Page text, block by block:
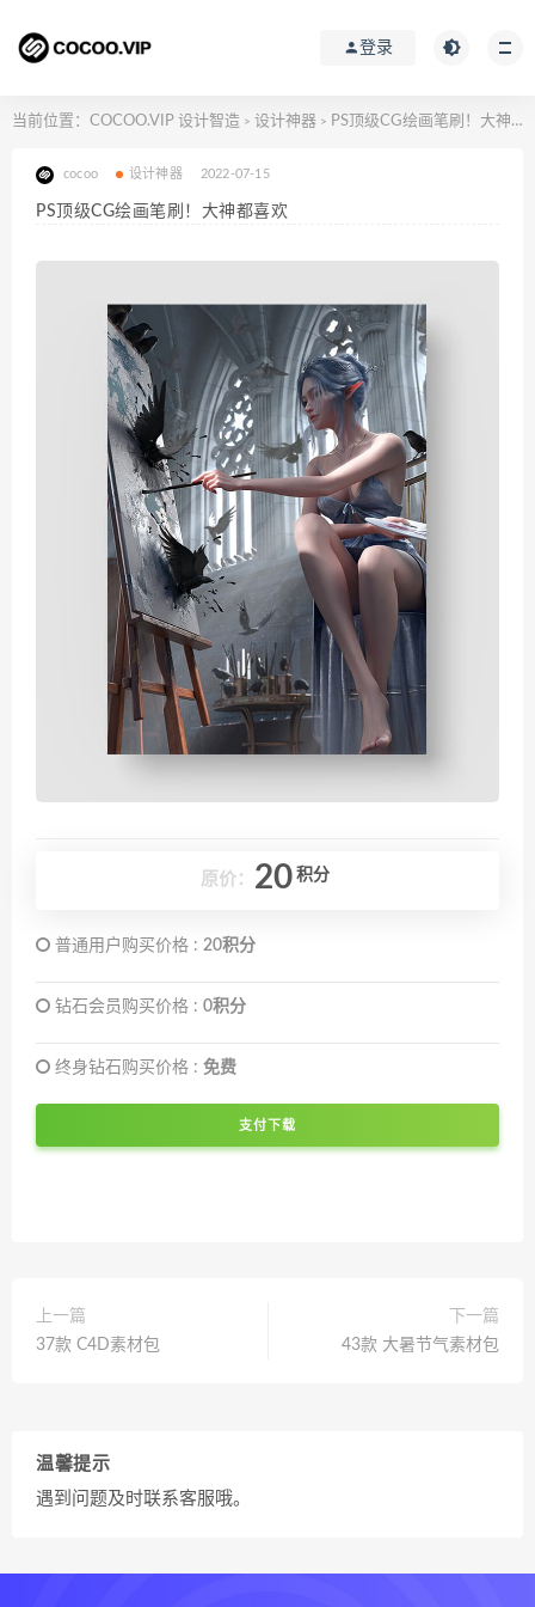
登录
当前位置： COCOO.VIP 设计智造 > 设计神器 > PS顶级CG绘画笔刷！大神都喜欢
cocoo 设计神器 2022-07-15
PS顶级CG绘画笔刷！大神都喜欢
原价： 20 积分
普通用户购买价格 : 20积分
钻石会员购买价格 : 0积分
终身钻石购买价格 : 免费
支付下载
上一篇
37款 C4D素材包
下一篇
43款 大暑节气素材包
温馨提示
遇到问题及时联系客服哦。